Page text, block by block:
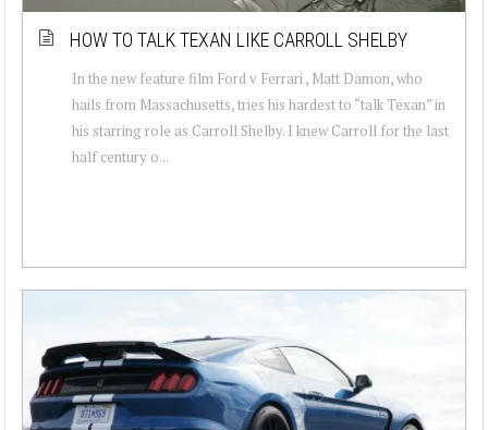
HOW TO TALK TEXAN LIKE CARROLL SHELBY
In the new feature film Ford v Ferrari , Matt Damon, who
hails from Massachusetts, tries his hardest to “talk Texan” in
his starring role as Carroll Shelby. I knew Carroll for the last
half century o...